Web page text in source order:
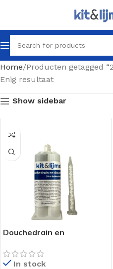
Home Producten getagged
Enig resultaat
Show sidebar
Douchedrain en
componenten epoxy 50ml
In stock